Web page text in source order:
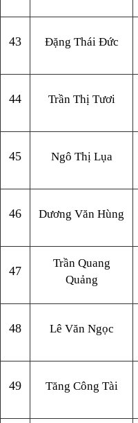
43 Đặng Thái Đức
44 Trần Thị Tươi
45 Ngô Thị Lụa
46 Dương Văn Hùng
47
Trần Quang
Quảng
48 Lê Văn Ngọc
49 Tăng Công Tài